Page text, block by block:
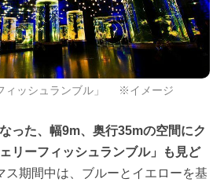
ィッシュランブル」 ※イメージ
った、幅9m、奥行35mの空間にク
リーフィッシュランブル」も見ど
ス期間中は、ブルーとイエローを基